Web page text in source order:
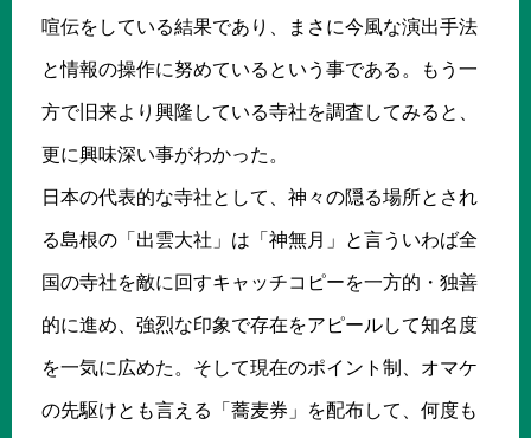
喧伝をしている結果であり、まさに今風な演出手法
と情報の操作に努めているという事である。もう一
方で旧来より興隆している寺社を調査してみると、
更に興味深い事がわかった。
日本の代表的な寺社として、神々の隠る場所とされ
る島根の「出雲大社」は「神無月」と言ういわば全
国の寺社を敵に回すキャッチコピーを一方的・独善
的に進め、強烈な印象で存在をアピールして知名度
を一気に広めた。そして現在のポイント制、オマケ
の先駆けとも言える「蕎麦券」を配布して、何度も